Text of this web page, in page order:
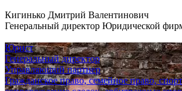
Кигинько Дмитрий Валентинович
Генеральный директор Юридической
Юрист
Генеральный директор
Управляющий партнер
Гражданское право, семейное право,